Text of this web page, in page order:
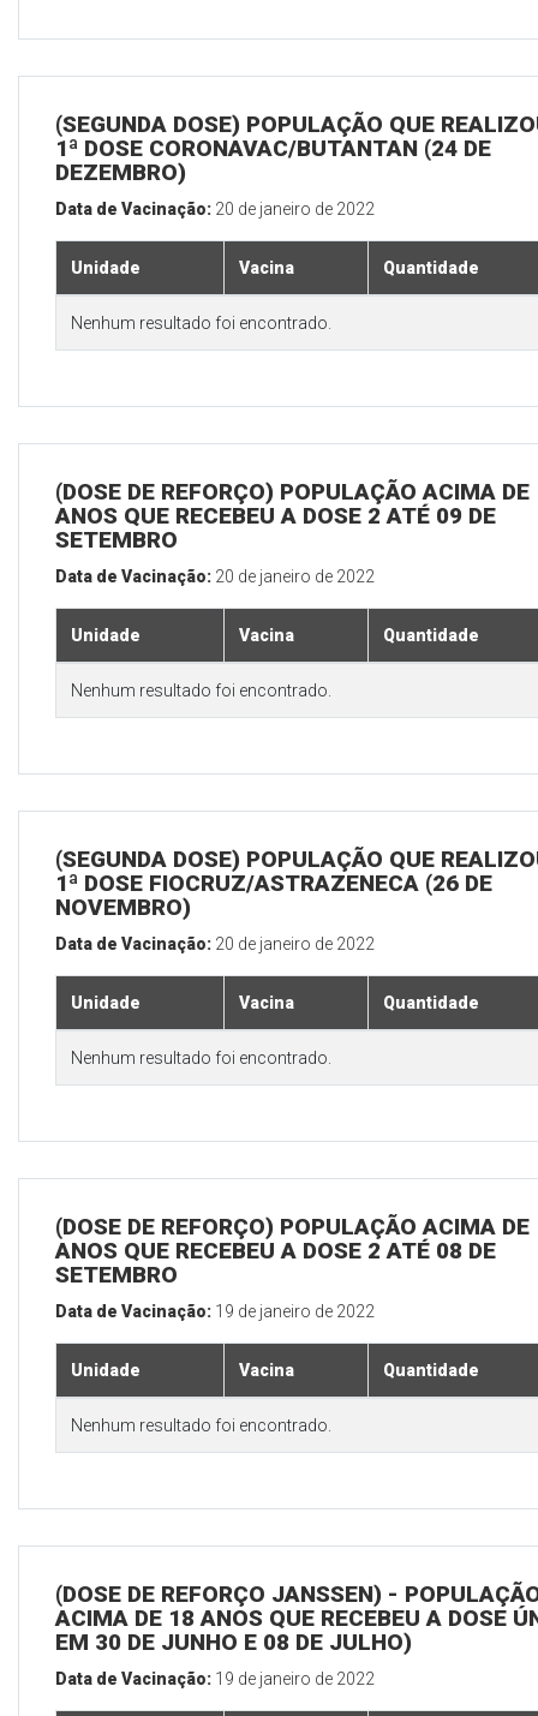
(SEGUNDA DOSE) POPULAÇÃO QUE
1ª DOSE CORONAVAC/BUTANTAN (24 DE
DEZEMBRO)
Data de Vacinação: 20 de janeiro de 2022
Unidade Vacina Quantidade
Nenhum resultado foi encontrado.
(DOSE DE REFORÇO) POPULAÇÃO ACIMA DE
ANOS QUE RECEBEU A DOSE 2 ATÉ 09 DE
SETEMBRO
Data de Vacinação: 20 de janeiro de 2022
Unidade Vacina Quantidade
Nenhum resultado foi encontrado.
(SEGUNDA DOSE) POPULAÇÃO QUE
1ª DOSE FIOCRUZ/ASTRAZENECA (26 DE
NOVEMBRO)
Data de Vacinação: 20 de janeiro de 2022
Unidade Vacina Quantidade
Nenhum resultado foi encontrado.
(DOSE DE REFORÇO) POPULAÇÃO ACIMA DE
ANOS QUE RECEBEU A DOSE 2 ATÉ 08 DE
SETEMBRO
Data de Vacinação: 19 de janeiro de 2022
Unidade Vacina Quantidade
Nenhum resultado foi encontrado.
(DOSE DE REFORÇO JANSSEN) -
ACIMA DE 18 ANOS QUE RECEBEU A DOSE
EM 30 DE JUNHO E 08 DE JULHO)
Data de Vacinação: 19 de janeiro de 2022